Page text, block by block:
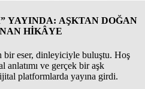
YAYINDA: AŞKTAN DOĞAN
HİKÂYE
bir eser, dinleyiciyle buluştu. Hoş
anlatımı ve gerçek bir aşk
platformlarda yayına girdi.